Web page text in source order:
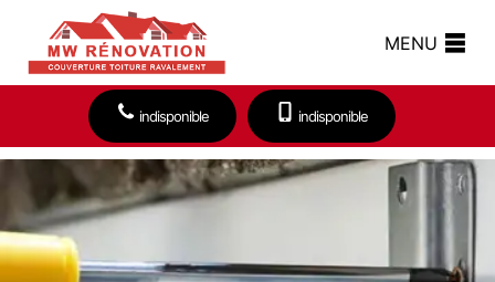
MENU
indisponible indisponible